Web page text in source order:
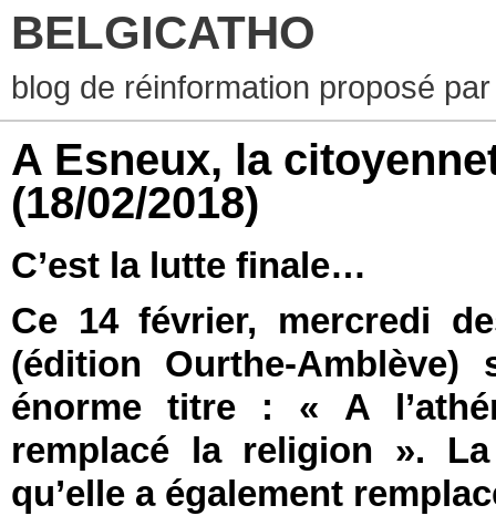
BELGICATHO
blog de réinformation proposé
A Esneux, la
(18/02/2018)
C’est la lutte finale…
Ce 14 février, mercredi
(édition Ourthe-
énorme titre : « A
remplacé la religion ».
qu’elle a également